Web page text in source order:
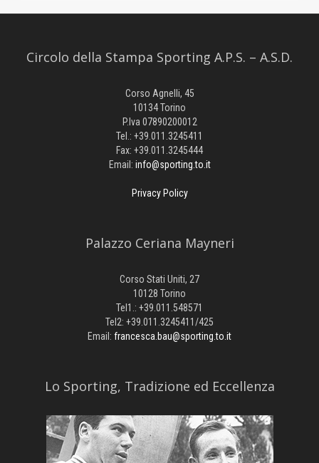
Circolo della Stampa Sporting A.P.S. – A.S.D.
Corso Agnelli, 45
10134 Torino
P.Iva 07890200012
Tel.: +39.011.3245411
Fax: +39.011.3245444
Email: info@sporting.to.it
Privacy Policy
Palazzo Ceriana Mayneri
Corso Stati Uniti, 27
10128 Torino
Tel1.: +39.011.548571
Tel2: +39.011.3245411/425
Email: francesca.bau@sporting.to.it
​Lo Sporting, Tradizione ed Eccellenza